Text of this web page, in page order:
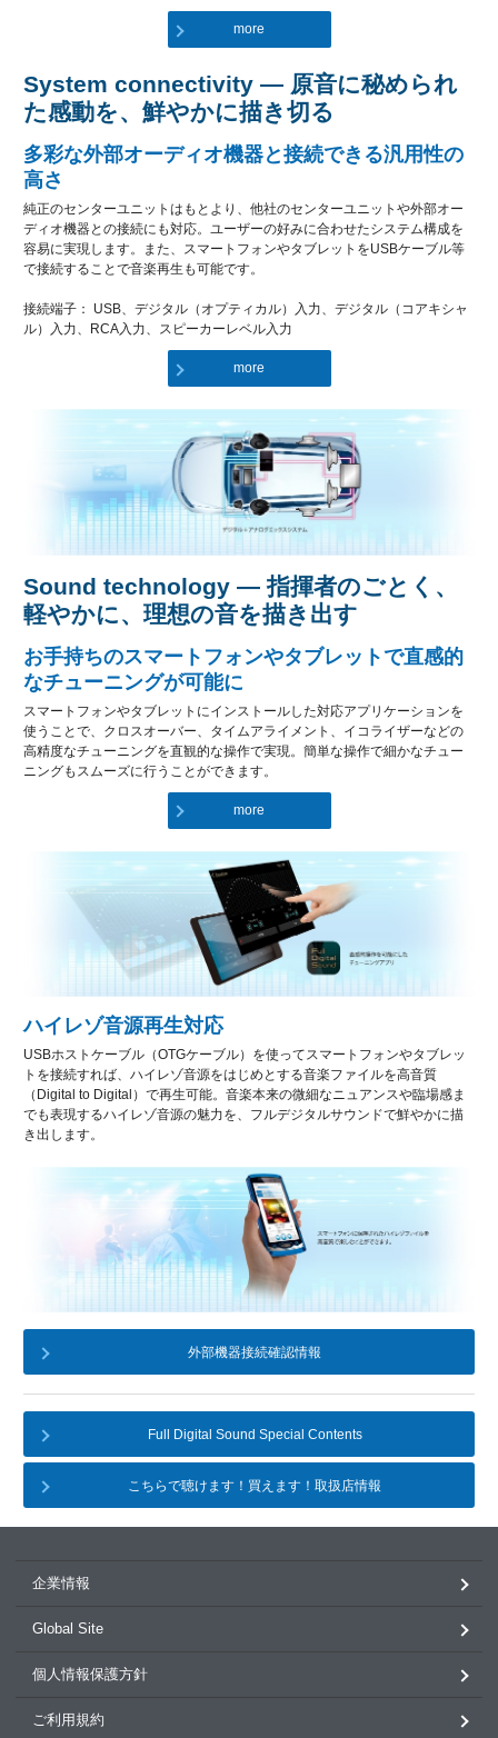
more
System connectivity ― 原音に秘められ
た感動を、鮮やかに描き切る
多彩な外部オーディオ機器と接続できる汎用性の
高さ
純正のセンターユニットはもとより、他社のセンターユニットや外部オー
ディオ機器との接続にも対応。ユーザーの好みに合わせたシステム構成を
容易に実現します。また、スマートフォンやタブレットをUSBケーブル等
で接続することで音楽再生も可能です。
接続端子： USB、デジタル（オプティカル）入力、デジタル（コアキシャ
ル）入力、RCA入力、スピーカーレベル入力
more
Sound technology ― 指揮者のごとく、
軽やかに、理想の音を描き出す
お手持ちのスマートフォンやタブレットで直感的
なチューニングが可能に
スマートフォンやタブレットにインストールした対応アプリケーションを
使うことで、クロスオーバー、タイムアライメント、イコライザーなどの
高精度なチューニングを直観的な操作で実現。簡単な操作で細かなチュー
ニングもスムーズに行うことができます。
more
ハイレゾ音源再生対応
USBホストケーブル（OTGケーブル）を使ってスマートフォンやタブレッ
トを接続すれば、ハイレゾ音源をはじめとする音楽ファイルを高音質
（Digital to Digital）で再生可能。音楽本来の微細なニュアンスや臨場感ま
でも表現するハイレゾ音源の魅力を、フルデジタルサウンドで鮮やかに描
き出します。
外部機器接続確認情報
Full Digital Sound Special Contents
こちらで聴けます！買えます！取扱店情報
企業情報
Global Site
個人情報保護方針
ご利用規約